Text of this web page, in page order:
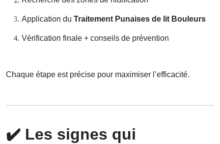
Application du Traitement Punaises de lit Bouleurs
Vérification finale + conseils de prévention
Chaque étape est précise pour maximiser l’efficacité.
✔️ Les signes qui